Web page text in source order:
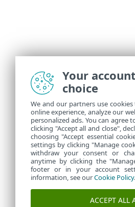
Your
choice
We and our partners use
online experience, analyze our
personalized ads. You can agree
clicking "Accept all and close",
choosing "Accept essential
settings by clicking "Manage
withdraw your consent or
anytime by clicking the
footer or in your account
information, see ourCookie Policy.
ACCEPT ALL